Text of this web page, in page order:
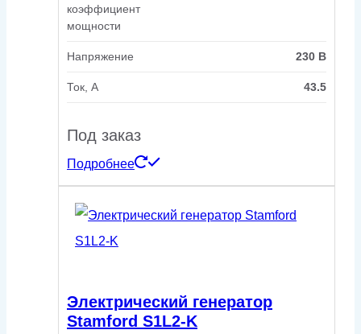
коэффициент
мощности
Напряжение 230 В
Ток, А 43.5
Под заказ
Подробнее
Электрический генератор
Stamford S1L2-K